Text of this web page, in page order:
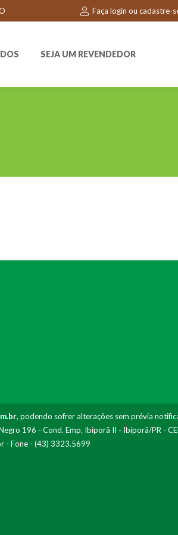
Faça login ou cadastre-
SEJA UM REVENDEDOR
, podendo sofrer alterações sem prévia
196 - Cond. Emp. Ibiporã II - Ibiporã/PR -
- Fone - (43) 3323.5699
SEJA UM REVENDEDOR